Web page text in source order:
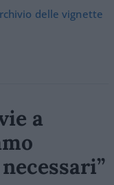
delle vignette
a